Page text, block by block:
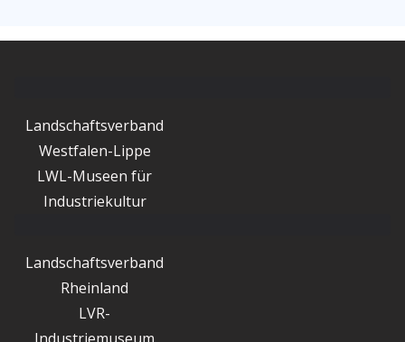
Landschaftsverband
Westfalen-Lippe
LWL-Museen für
Industriekultur
Landschaftsverband
Rheinland
LVR-